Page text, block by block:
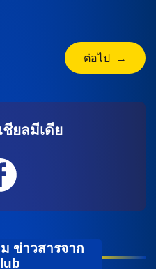
ต่อไป →
ชียลมีเดีย
ข่าวสารจาก